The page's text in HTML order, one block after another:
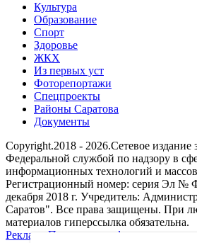
Культура
Образование
Спорт
Здоровье
ЖКХ
Из пеpвых уст
Фоторепортажи
Спецпроекты
Районы Саратова
Документы
Copyright.2018 - 2026.Сетевое издание
Федеральной службой по надзору в
информационных технологий и
Регистрационный номер: серия Эл №
декабря 2018 г. Учредитель:
Саратов". Все права защищены. При
материалов гиперссылка обязательна.
Реклама
Политика конфиденциальности